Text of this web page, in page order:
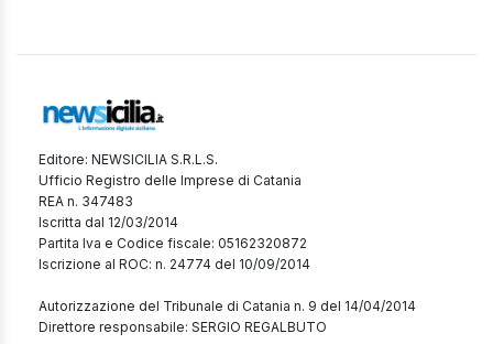
Editore: NEWSICILIA S.R.L.S.
Ufficio Registro delle Imprese di Catania
REA n. 347483
Iscritta dal 12/03/2014
Partita Iva e Codice fiscale: 05162320872
Iscrizione al ROC: n. 24774 del 10/09/2014
Autorizzazione del Tribunale di Catania n. 9 del 14/04/2014
Direttore responsabile: SERGIO REGALBUTO